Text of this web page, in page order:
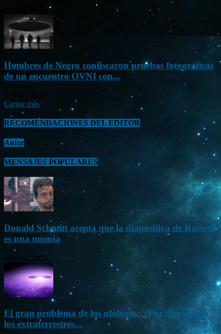
Hombres de Negro confiscaron pruebas fotográficas
de un encuentro OVNI con...
Cargar más
RECOMENDACIONES DEL EDITOR
Autor
MENSAJES POPULARES
Donald Schmitt acepta que la diapositiva de Roswell
es una momia
May 14, 2015
El gran problema de los ufólogos: ¿Por qué vienen
los extraterrestres...